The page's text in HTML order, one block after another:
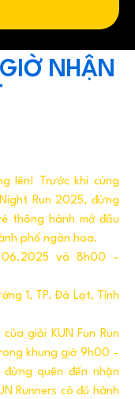
NHẬN
lên! Trước khi cùng
Run 2025, đừng
thông hành mở đầu
phố ngàn hoa.
và 8h00 –
1, TP. Đà Lạt, Tỉnh
giải KUN Fun Run
khung giờ 9h00 –
quên đến nhận
Runners có đủ hành